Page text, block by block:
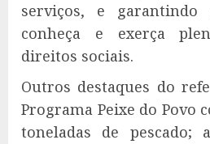
serviços, e garantindo
conheça e exerça
direitos sociais.
Outros destaques do
Programa Peixe do Povo
toneladas de pescado;